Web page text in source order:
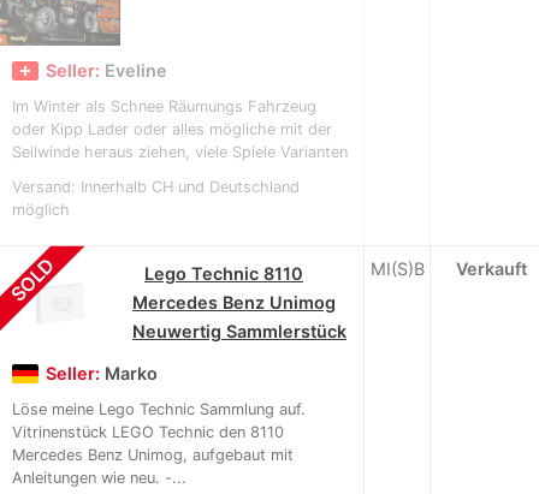
Seller: Eveline
Im Winter als Schnee Räumungs Fahrzeug
oder Kipp Lader oder alles mögliche mit der
Seilwinde heraus ziehen, viele Spiele Varianten
Versand: Innerhalb CH und Deutschland
möglich
SOLD
Lego Technic 8110
Mercedes Benz Unimog
Neuwertig Sammlerstück
Seller: Marko
Löse meine Lego Technic Sammlung auf.
Vitrinenstück LEGO Technic den 8110
Mercedes Benz Unimog, aufgebaut mit
Anleitungen wie neu. -...
MI(S)B Verkauft